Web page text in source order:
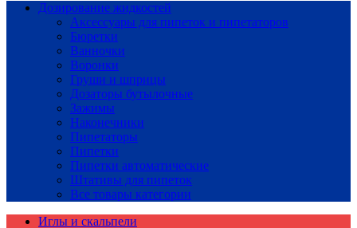
Дозирование жидкостей
Аксессуары для пипеток и пипетаторов
Бюретки
Ванночки
Воронки
Груши и шприцы
Дозаторы бутылочные
Зажимы
Наконечники
Пипетаторы
Пипетки
Пипетки автоматические
Штативы для пипеток
Все товары категории
Иглы и скальпели